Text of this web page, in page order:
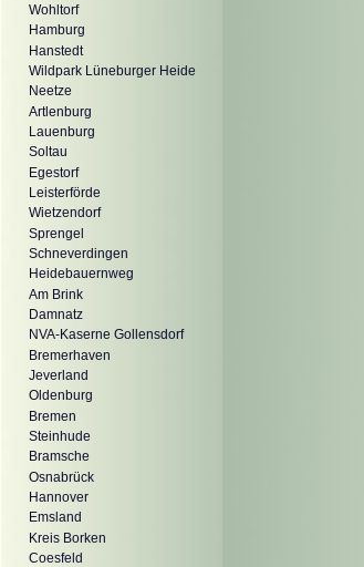
Wohltorf
Hamburg
Hanstedt
Wildpark Lüneburger Heide
Neetze
Artlenburg
Lauenburg
Soltau
Egestorf
Leisterförde
Wietzendorf
Sprengel
Schneverdingen
Heidebauernweg
Am Brink
Damnatz
NVA-Kaserne Gollensdorf
Bremerhaven
Jeverland
Oldenburg
Bremen
Steinhude
Bramsche
Osnabrück
Hannover
Emsland
Kreis Borken
Coesfeld